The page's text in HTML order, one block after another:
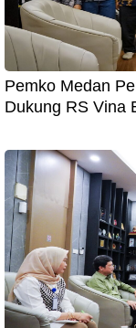
Pemko Medan
Dukung RS Vina